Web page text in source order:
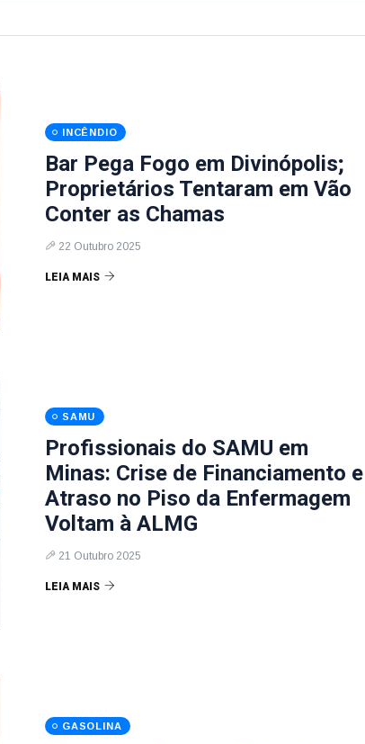
INCÊNDIO
Bar Pega Fogo em Divinópolis;
Proprietários Tentaram em Vão
Conter as Chamas
22 Outubro 2025
LEIA MAIS
SAMU
Profissionais do SAMU em
Minas: Crise de Financiamento e
Atraso no Piso da Enfermagem
Voltam à ALMG
21 Outubro 2025
LEIA MAIS
GASOLINA